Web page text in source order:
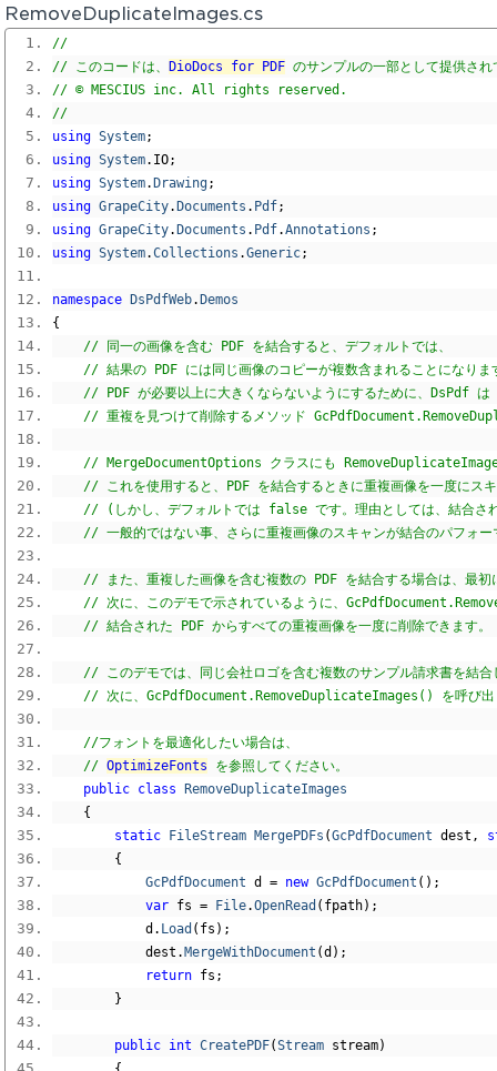
RemoveDuplicateImages.cs
//
// このコードは、
DioDocs for PDF のサンプルの一部として提供され
// © MESCIUS inc. All rights reserved.
//
using System;
using System. IO;
using System. Drawing;
using GrapeCity. Documents . Pdf;
using GrapeCity. Documents . Pdf.Annotations ;
using System.Collections .Generic;
namespace DsPdfWeb. Demos
{
// 同一の画像を含む PDF を結合すると、デフォルトでは、
// 結果の PDF には同じ画像のコピーが複数含まれることになりま
// PDF が必要以上に大きくならないようにするために、DsPdf は
// 重複を見つけて削除するメソッド
// MergeDocumentOptions クラスにも
// これを使用すると、PDF を結合するときに重複画像を一度にス
// (しかし、デフォルトでは false です。理由としては、結合さ
// 一般的ではない事、さらに重複画像のスキャンが結合のパフォ
// また、重複した画像を含む複数の PDF を結合する場合は、最初
// 次に、このデモで示されているように、
// 結合された PDF からすべての重複画像を一度に削除できます。
// このデモでは、同じ会社ロゴを含む複数のサンプル請求書を結合
// 次に、GcPdfDocument.RemoveDuplicateImages() を呼び出
//フォントを最適化したい場合は、
// OptimizeFonts を参照してください。
public class
RemoveDuplicateImages
{
static
FileStream MergePDFs (GcPdfDocument dest ,
{
GcPdfDocument d = new GcPdfDocument ();
var fs = File.OpenRead ( fpath);
            d
. Load ( fs );
            dest
. MergeWithDocument (d );
return fs ;
}
public int CreatePDF(Stream stream)